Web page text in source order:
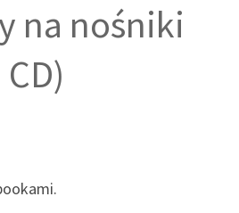
na nośniki
)